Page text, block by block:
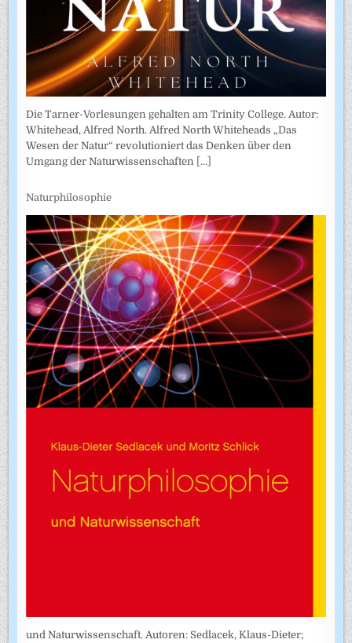
Die Tarner-Vorlesungen gehalten am Trinity College. Autor:
Whitehead, Alfred North. Alfred North Whiteheads „Das
Wesen der Natur“ revolutioniert das Denken über den
Umgang der Naturwissenschaften [...]
Naturphilosophie
und Naturwissenschaft. Autoren: Sedlacek, Klaus-Dieter;